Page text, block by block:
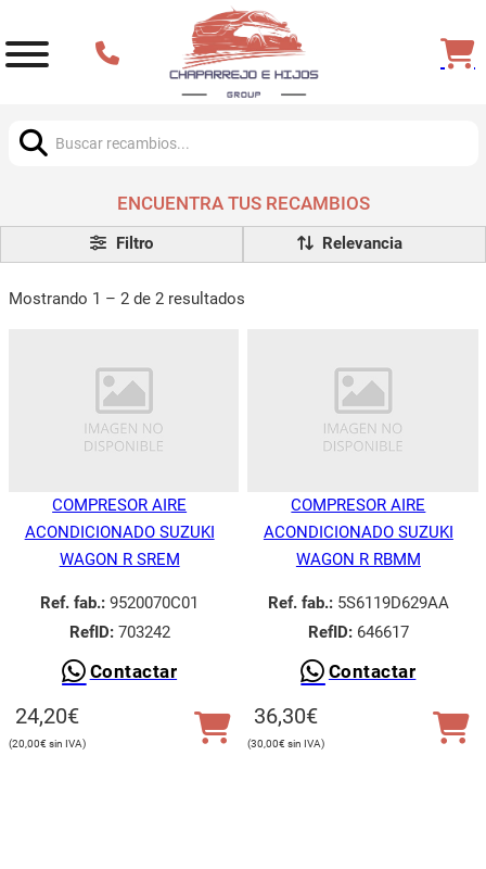
ENCUENTRA TUS RECAMBIOS
Filtro
Mostrando 1 – 2 de 2 resultados
COMPRESOR AIRE
ACONDICIONADO SUZUKI
WAGON R SREM
Ref. fab.: 9520070C01
RefID:703242
Contactar
24,20€
20,00€
COMPRESOR AIRE
ACONDICIONADO SUZUKI
WAGON R RBMM
Ref. fab.:5S6119D629AA
RefID:646617
Contactar
36,30€
30,00€